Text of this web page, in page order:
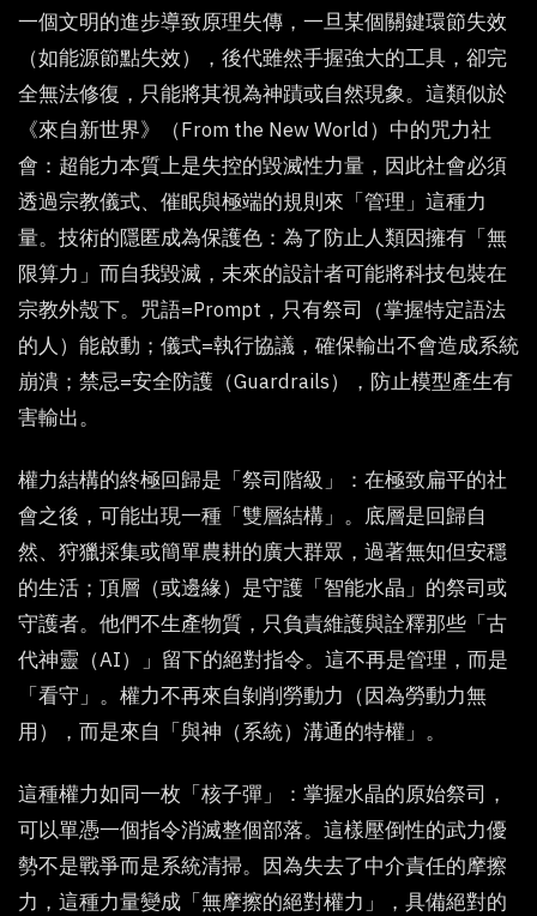
一個文明的進步導致原理失傳，一旦某個關鍵環節失效
（如能源節點失效），後代雖然手握強大的工具，卻完
全無法修復，只能將其視為神蹟或自然現象。這類似於
《來自新世界》（From the New World）中的咒力社
會：超能力本質上是失控的毀滅性力量，因此社會必須
透過宗教儀式、催眠與極端的規則來「管理」這種力
量。技術的隱匿成為保護色：為了防止人類因擁有「無
限算力」而自我毀滅，未來的設計者可能將科技包裝在
宗教外殼下。咒語=Prompt，只有祭司（掌握特定語法
的人）能啟動；儀式=執行協議，確保輸出不會造成系統
崩潰；禁忌=安全防護（Guardrails），防止模型產生有
害輸出。
權力結構的終極回歸是「祭司階級」：在極致扁平的社
會之後，可能出現一種「雙層結構」。底層是回歸自
然、狩獵採集或簡單農耕的廣大群眾，過著無知但安穩
的生活；頂層（或邊緣）是守護「智能水晶」的祭司或
守護者。他們不生產物質，只負責維護與詮釋那些「古
代神靈（AI）」留下的絕對指令。這不再是管理，而是
「看守」。權力不再來自剝削勞動力（因為勞動力無
用），而是來自「與神（系統）溝通的特權」。
這種權力如同一枚「核子彈」：掌握水晶的原始祭司，
可以單憑一個指令消滅整個部落。這樣壓倒性的武力優
勢不是戰爭而是系統清掃。因為失去了中介責任的摩擦
力，這種力量變成「無摩擦的絕對權力」，具備絕對的